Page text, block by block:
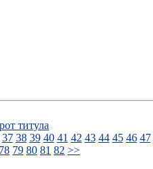
титула
37 38 39 40 41 42 43 44 45 46 47
78 79 80 81 82 >>